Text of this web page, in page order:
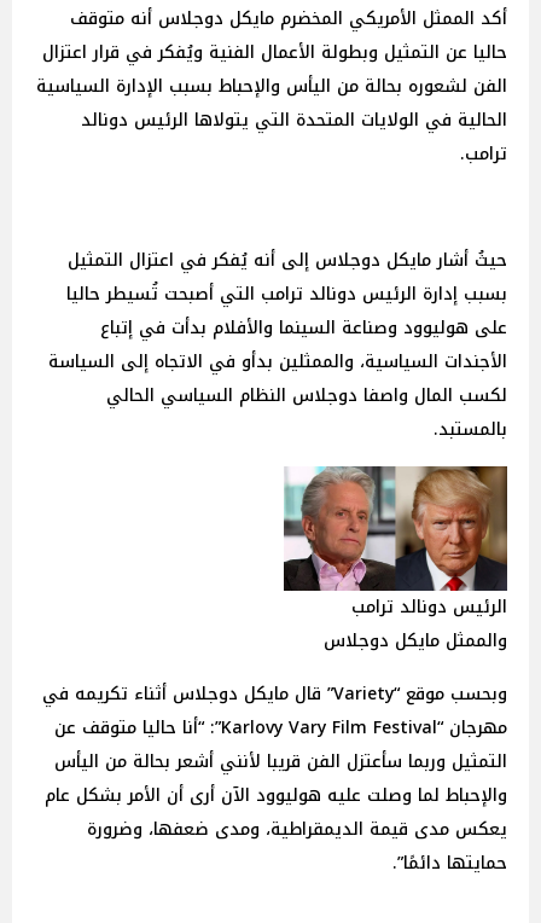
أكد الممثل الأمريكي المخضرم مايكل دوجلاس أنه متوقف
حاليا عن التمثيل وبطولة الأعمال الفنية ويُفكر في قرار اعتزال
الفن لشعوره بحالة من اليأس والإحباط بسبب الإدارة السياسية
الحالية في الولايات المتحدة التي يتولاها الرئيس دونالد
ترامب.
حيثُ أشار مايكل دوجلاس إلى أنه يُفكر في اعتزال التمثيل
بسبب إدارة الرئيس دونالد ترامب التي أصبحت تُسيطر حاليا
على هوليوود وصناعة السينما والأفلام بدأت في إتباع
الأجندات السياسية، والممثلين بدأو في الاتجاه إلى السياسة
لكسب المال واصفا دوجلاس النظام السياسي الحالي
بالمستبد.
الرئيس دونالد ترامب
والممثل مايكل دوجلاس
وبحسب موقع “Variety” قال مايكل دوجلاس أثناء تكريمه في
مهرجان “Karlovy Vary Film Festival”: “أنا حاليا متوقف عن
التمثيل وربما سأعتزل الفن قريبا لأنني أشعر بحالة من اليأس
والإحباط لما وصلت عليه هوليوود الآن أرى أن الأمر بشكل عام
يعكس مدى قيمة الديمقراطية، ومدى ضعفها، وضرورة
حمايتها دائمًا”.